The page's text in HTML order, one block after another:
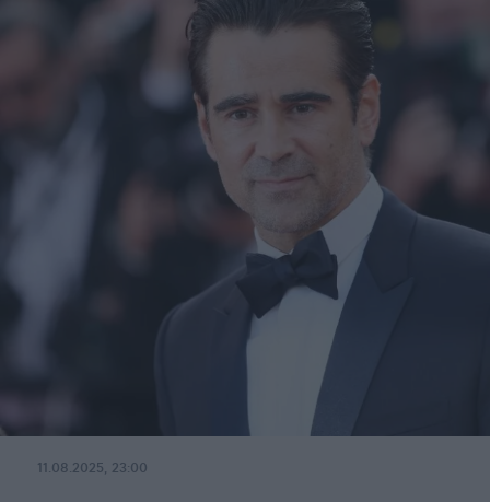
11.08.2025, 23:00